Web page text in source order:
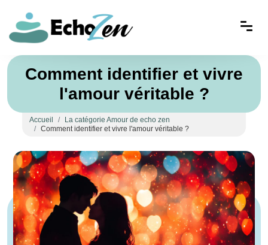
Comment identifier et vivre
l'amour véritable ?
Accueil
La catégorie Amour de echo zen
Comment identifier et vivre l'amour véritable ?